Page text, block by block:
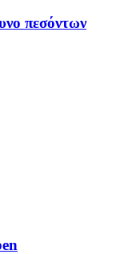
πεσόντων